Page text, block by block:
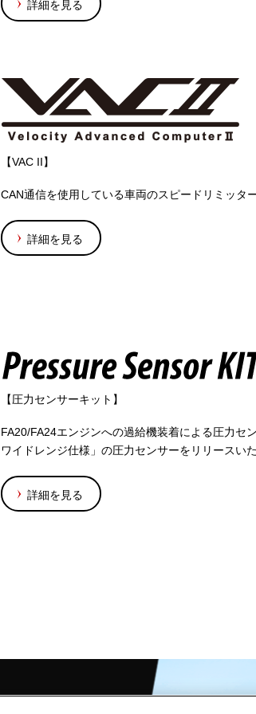
詳細を見る
【VAC II】
CAN通信を使用している車両のスピードリミッタ
詳細を見る
【圧力センサーキット】
FA20/FA24エンジンへの過給機装着による圧力セ
ワイドレンジ仕様」の圧力センサーをリリースいた
詳細を見る